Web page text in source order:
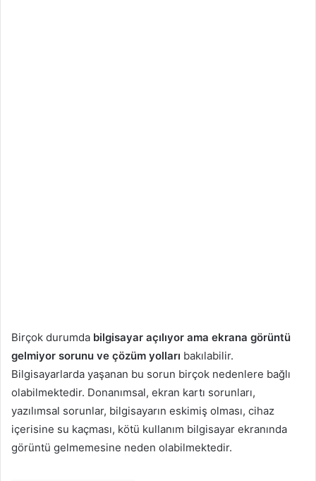
Birçok durumda bilgisayar açılıyor ama ekrana görüntü
gelmiyor sorunu ve çözüm yolları bakılabilir.
Bilgisayarlarda yaşanan bu sorun birçok nedenlere bağlı
olabilmektedir. Donanımsal, ekran kartı sorunları,
yazılımsal sorunlar, bilgisayarın eskimiş olması, cihaz
içerisine su kaçması, kötü kullanım bilgisayar ekranında
görüntü gelmemesine neden olabilmektedir.